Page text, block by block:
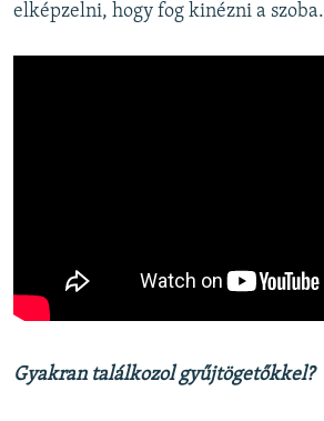
elképzelni, hogy fog kinézni a szoba.
Gyakran találkozol gyűjtögetőkkel?